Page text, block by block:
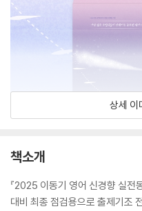
상세 이
책소개
『2025 이동기 영어 신경향 실전
대비 최종 점검용으로 출제기조